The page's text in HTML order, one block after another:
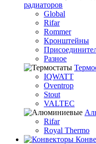
радиаторов
Global
Rifar
Rommer
Кронштейны
Разное
IQWATT
Oventrop
Stout
VALTEC
Rifar
Royal Thermo